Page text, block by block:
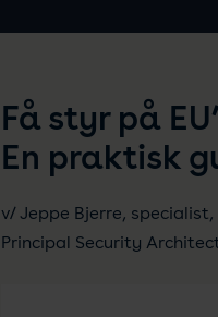
Få styr på
En praktisk
v/ Jeppe Bjerre,
Principal Security